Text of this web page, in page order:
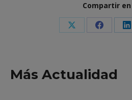
Compartir en
Share Share
Más Actualidad